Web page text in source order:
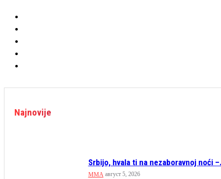
Najnovije
Srbijo, hvala ti na nezaboravnoj noći
MMA август 5, 2026